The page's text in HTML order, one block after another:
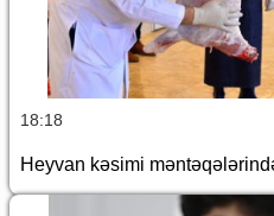
18:18
Heyvan kəsimi